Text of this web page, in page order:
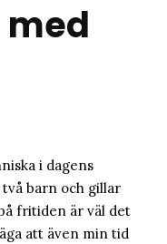
med
i dagens
två barn och gillar
fritiden är väl det
att även min tid